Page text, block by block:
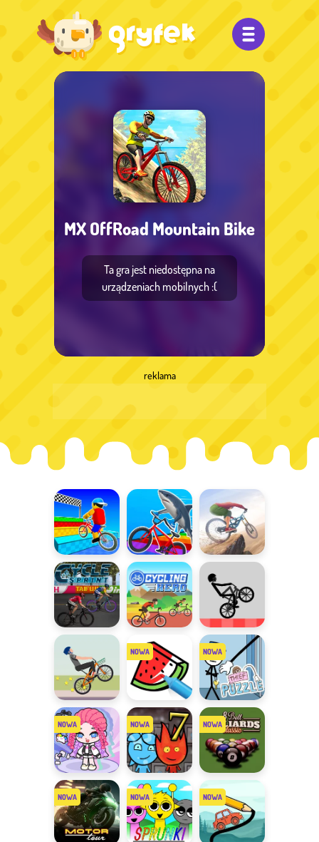
MX OffRoad Mountain Bike
Ta gra jest niedostępna na
urządzeniach mobilnych :(
reklama
Obby On a
Bike
Italian
Brainrot Bike
Rush
Ekstremalny
rowerzysta
Sprint
rowerzystów
rowerzystów
Na jednym
kole
Rowerem na
jednym kole
Tap to Color Thief Puzzle
Avatar
Studio Dress
Up
Ogień i Woda
7
8 Ball
Billiards